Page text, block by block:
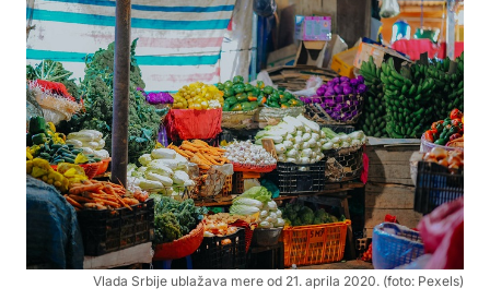
Vlada Srbije ublažava mere od 21. aprila 2020. (foto: Pexels)